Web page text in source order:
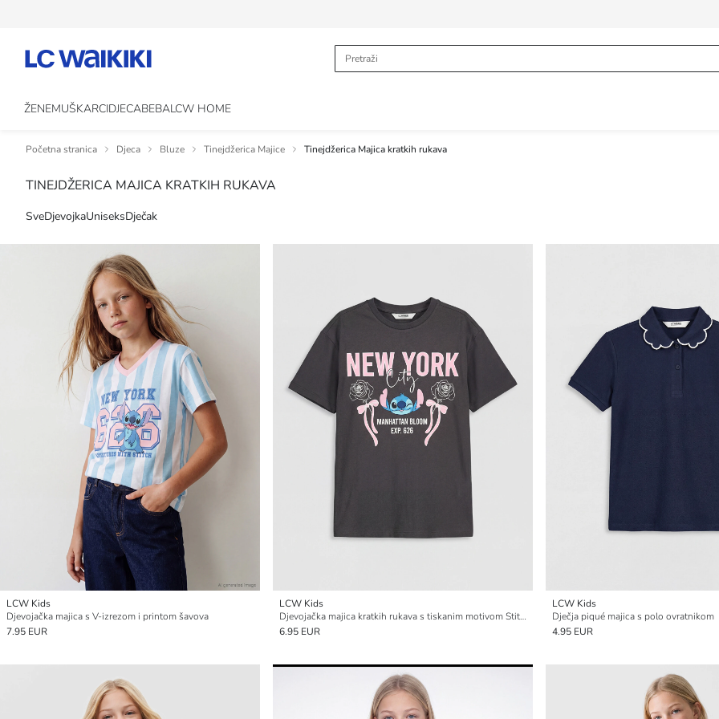
ŽENEMUŠKARCIDJECABEBALCW HOME
Početna stranica Djeca Bluze Tinejdžerica Majice Tinejdžerica Majica kratkih rukava
TINEJDŽERICA MAJICA KRATKIH RUKAVA
SveDjevojkaUniseksDječak
LCW Kids
Djevojačka majica s V-izrezom i printom šavova
7.95 EUR
LCW Kids
Djevojačka majica kratkih rukava s tiskanim motivom Stitcha
6.95 EUR
LCW Kids
Dječja piqué majica s polo ovratnikom
4.95 EUR